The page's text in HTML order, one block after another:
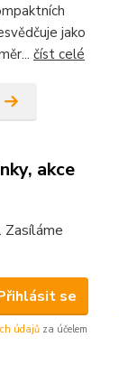
jako
číst celé
akce
se
údajů za účelem